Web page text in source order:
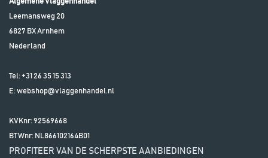
Algemene Vlaggenhandel
Leemansweg 20
6827 BXArnhem
Nederland
Tel: +31 26 35 15 313
E:webshop@vlaggenhandel.nl
KVKnr: 92569668
BTWnr: NL866102164B01
PROFITEER VAN DE SCHERPSTE AANBIEDINGEN